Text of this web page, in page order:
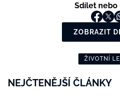
Sdílet nebo
ZOBRAZIT
ŽIVOTNÍ
NEJČTENĚJŠÍ ČLÁNKY